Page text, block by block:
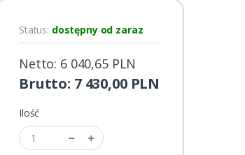
Status: dostępny od zaraz
Netto: 6 040,65 PLN
Brutto: 7 430,00 PLN
Ilość